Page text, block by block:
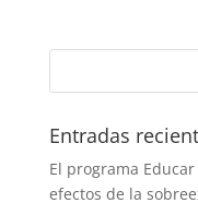
Entradas
El programa
efectos de la